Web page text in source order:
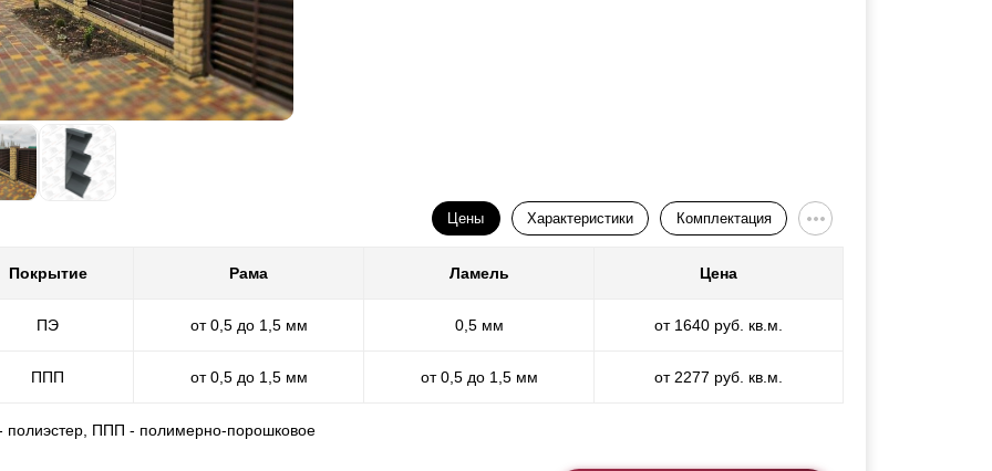
Цены Характеристики Комплектация
Покрытие Рама Ламель Цена
ПЭ от 0,5 до 1,5 мм 0,5 мм от 1640 руб. кв.м.
ППП от 0,5 до 1,5 мм от 0,5 до 1,5 мм от 2277 руб. кв.м.
полиэстер, ППП - полимерно-порошковое